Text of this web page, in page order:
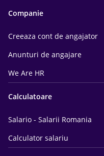
Companie
Creeaza cont de angajator
Anunturi de angajare
We Are HR
Calculatoare
Salario - Salarii Romania
Calculator salariu